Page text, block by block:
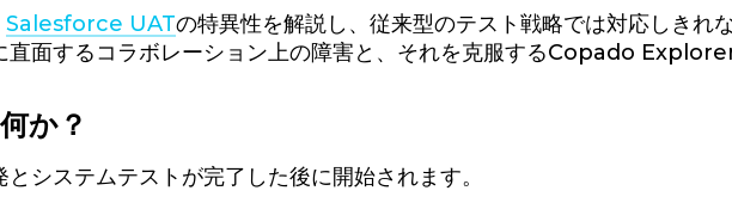
Salesforce UATの特異性を解説し、従来型のテスト戦略では対応しきれ
直面するコラボレーション上の障害と、それを克服するCopado
か？
システムテストが完了した後に開始されます。